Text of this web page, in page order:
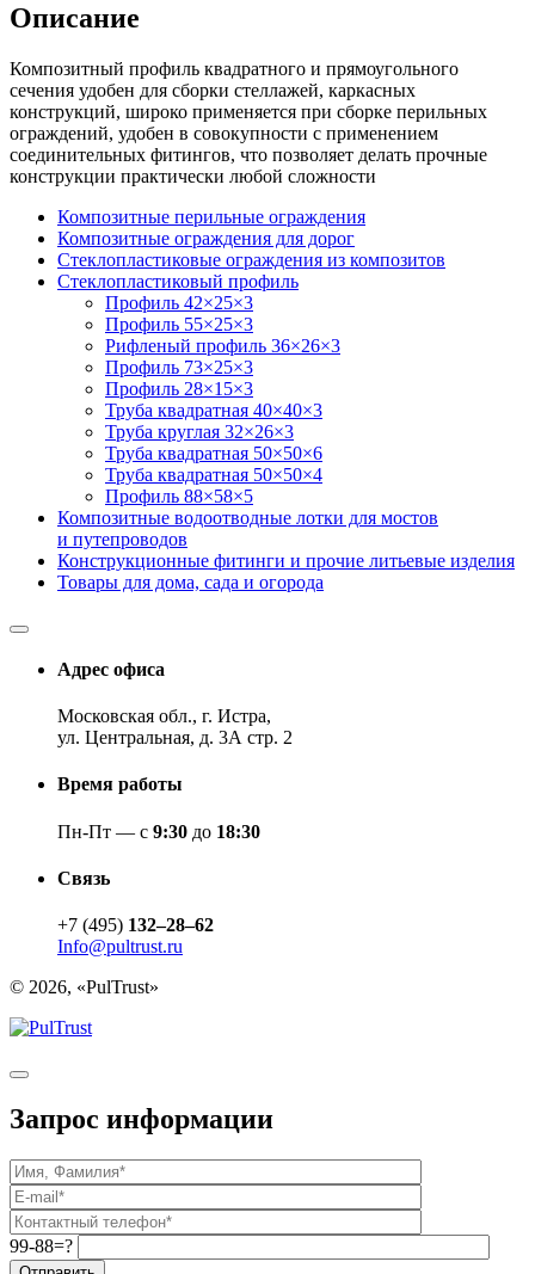
Описание
Композитный профиль квадратного и прямоугольного
сечения удобен для сборки стеллажей, каркасных
конструкций, широко применяется при сборке перильных
ограждений, удобен в совокупности с применением
соединительных фитингов, что позволяет делать прочные
конструкции практически любой сложности
Композитные перильные ограждения
Композитные ограждения для дорог
Стеклопластиковые ограждения из композитов
Стеклопластиковый профиль
Профиль 42×25×3
Профиль 55×25×3
Рифленый профиль 36×26×3
Профиль 73×25×3
Профиль 28×15×3
Труба квадратная 40×40×3
Труба круглая 32×26×3
Труба квадратная 50×50×6
Труба квадратная 50×50×4
Профиль 88×58×5
Композитные водоотводные лотки для мостов
и путепроводов
Конструкционные фитинги и прочие литьевые изделия
Товары для дома, сада и огорода
Адрес офиса
Московская обл., г. Истра,
ул. Центральная, д. 3А стр. 2
Время работы
Пн-Пт — с 9:30 до 18:30
Связь
+7 (495) 132–28–62
Info@pultrust.ru
© 2026, «PulTrust»
Запрос информации
99-88=?